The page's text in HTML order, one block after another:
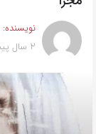
این
صفحه
نویسنده:
2 سال پیش